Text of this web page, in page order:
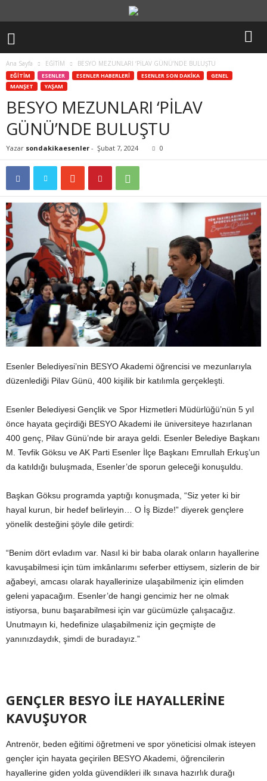
Ana Sayfa EĞİTİM BESYO MEZUNLARI ‘PİLAV GÜNÜ’NDE BULUŞTU
EĞİTİM ESENLER ESENLER HABERLERİ ESENLER SON DAKİKA
GENEL
MANŞET
YAŞAM
BESYO MEZUNLARI ‘PİLAV
GÜNÜ’NDE BULUŞTU
Yazar sondakikaesenler - Şubat 7, 2024 0
Esenler Belediyesi’nin BESYO Akademi öğrencisi ve mezunlarıyla
düzenlediği Pilav Günü, 400 kişilik bir katılımla gerçekleşti.
Esenler Belediyesi Gençlik ve Spor Hizmetleri Müdürlüğü’nün 5 yıl
önce hayata geçirdiği BESYO Akademi ile üniversiteye hazırlanan
400 genç, Pilav Günü’nde bir araya geldi. Esenler Belediye Başkanı
M. Tevfik Göksu ve AK Parti Esenler İlçe Başkanı Emrullah Erkuş’un
da katıldığı buluşmada, Esenler’de sporun geleceği konuşuldu.
Başkan Göksu programda yaptığı konuşmada, “Siz yeter ki bir
hayal kurun, bir hedef belirleyin… O İş Bizde!” diyerek gençlere
yönelik desteğini şöyle dile getirdi:
“Benim dört evladım var. Nasıl ki bir baba olarak onların hayallerine
kavuşabilmesi için tüm imkânlarımı seferber ettiysem, sizlerin de bir
ağabeyi, amcası olarak hayallerinize ulaşabilmeniz için elimden
geleni yapacağım. Esenler’de hangi gencimiz her ne olmak
istiyorsa, bunu başarabilmesi için var gücümüzle çalışacağız.
Unutmayın ki, hedefinize ulaşabilmeniz için geçmişte de
yanınızdaydık, şimdi de buradayız.”
GENÇLER BESYO İLE HAYALLERİNE
KAVUŞUYOR
Antrenör, beden eğitimi öğretmeni ve spor yöneticisi olmak isteyen
gençler için hayata geçirilen BESYO Akademi, öğrencilerin
hayallerine giden yolda güvendikleri ilk sınava hazırlık durağı